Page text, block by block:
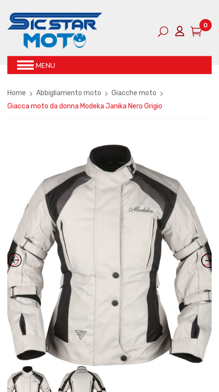
0
MENU
Home Abbigliamento moto
Giacche moto
Giacca moto da donna Modeka Janika Nero Grigio